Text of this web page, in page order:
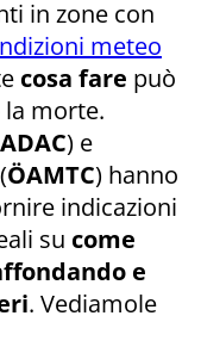
in zone con
meteo
cosa fare può
morte.
ADAC) e
ÖAMTC) hanno
indicazioni
su come
e
. Vediamole